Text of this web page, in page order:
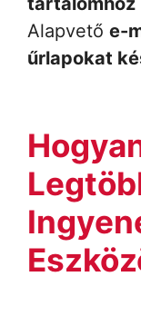
Alapvető e-
űrlapokat